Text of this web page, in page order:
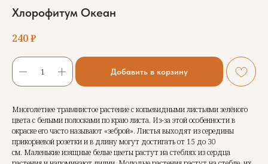
Хлорофитум Океан
240₽
Добавить в корзину
Многолетнее травянистое растение с копьевидными листьями зелёного
цвета с белыми полосками по краю листа. Из-за этой особенности в
окраске его часто называют «зеброй». Листья выходят из середины
прикорневой розетки и в длину могут достигать от 15 до 30
см. Маленькие изящные белые цветы растут на стеблях из сердца